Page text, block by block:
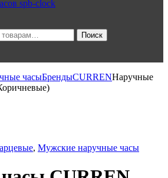
Поиск
часыБрендыCURRENНаручные
, Мужские наручные часы